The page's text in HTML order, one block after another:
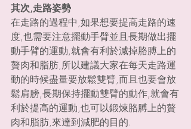
其次,走路姿勢
在走路的過程中,如果想要提高走路的速
度,也需要注意擺動手臂並且長期做出擺
動手臂的運動,就會有利於減掉胳膊上的
贅肉和脂肪,所以建議大家在每天走路運
動的時候盡量要放鬆雙臂,而且也要會放
鬆肩膀,長期保持擺動雙臂的動作,就會有
利於提高的運動,也可以鍛煉胳膊上的贅
肉和脂肪,來達到減肥的目的.